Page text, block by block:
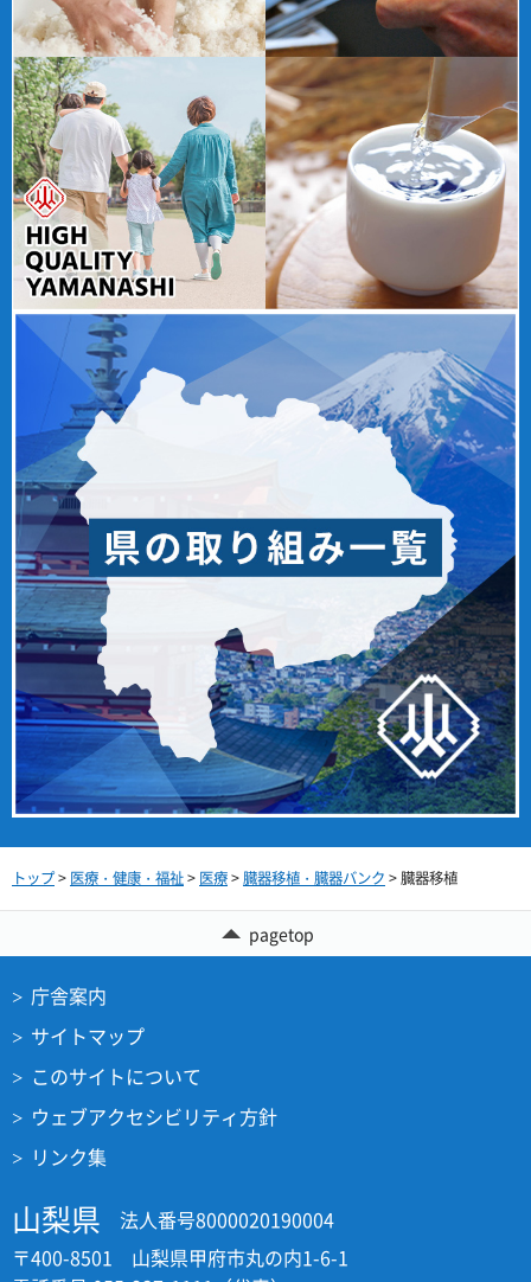
トップ> 医療・健康・福祉> 医療>臓器移植・臓器バンク > 臓器移植
pagetop
庁舎案内
サイトマップ
このサイトについて
ウェブアクセシビリティ方針
リンク集
山梨県
法人番号8000020190004
〒400-8501 山梨県甲府市丸の内1-6-1